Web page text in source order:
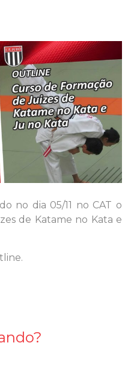
no dia 05/11 no CAT o
de Katame no Kata e